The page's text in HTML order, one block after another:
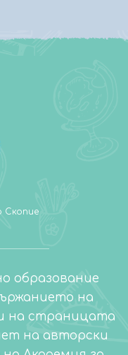
Скопие
образование
на
на страницата
на авторски